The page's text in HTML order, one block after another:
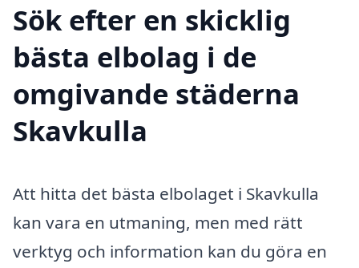
Sök efter en skicklig
bästa elbolag i de
omgivande städerna
Skavkulla
Att hitta det bästa elbolaget i Skavkulla
kan vara en utmaning, men med rätt
verktyg och information kan du göra en